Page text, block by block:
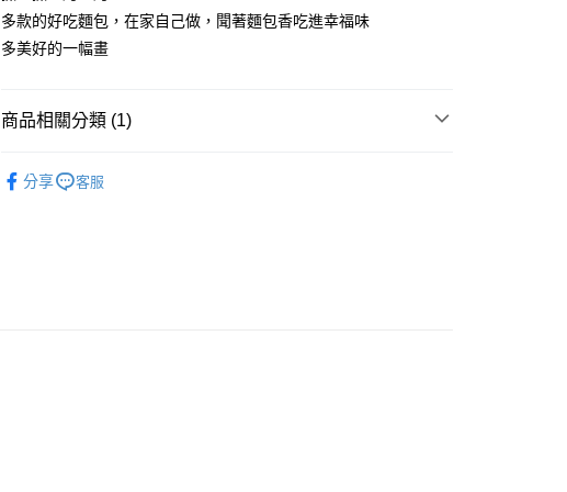
多款的好吃麵包，在家自己做，聞著麵包香吃進幸福味
多美好的一幅畫
商品相關分類 (1)
分享
客服